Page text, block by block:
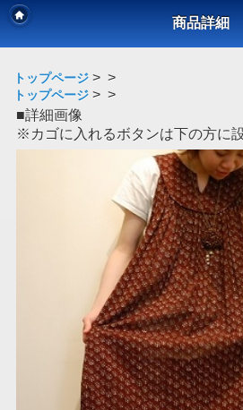
商品詳細
トップページ > >
トップページ > >
■詳細画像
※カゴに入れるボタンは下の方に